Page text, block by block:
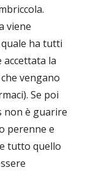
viene
ha tutti
la
vengano
Se poi
non è guarire
perenne e
tutto quello